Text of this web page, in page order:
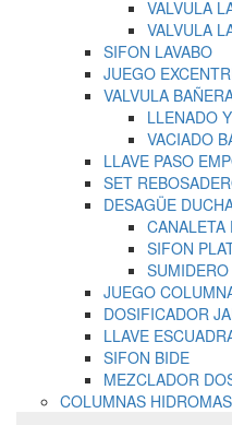
VALVULA
VALVULA
SIFON LAVABO
JUEGO
VALVULA
LLENADO
VACIADO
LLAVE PASO
SET
DESAGÜE
CANALETA
SIFON
JUEGO
DOSIFICADOR
LLAVE
SIFON BIDE
MEZCLADOR
COLUMNAS